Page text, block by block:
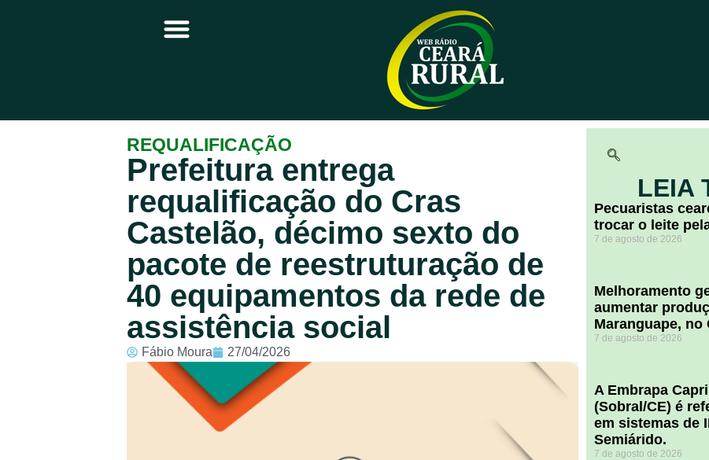
Principal
Notícias
Programação
Equipe
Contato
Sobre
REQUALIFICAÇÃO
Prefeitura entrega
requalificação do Cras
Castelão, décimo sexto do
pacote de reestruturação de
40 equipamentos da rede de
assistência social
Fábio Moura 27/04/2026
LEIA
Pecuaristas
trocar o leite
7 de agosto de 2026
Melhoramento
aumentar
Maranguape, no
7 de agosto de 2026
A Embrapa
(Sobral/CE) é
em sistemas de
Semiárido.
7 de agosto de 2026